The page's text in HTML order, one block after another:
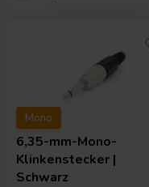
Mono
6,35-mm-Mono-
Klinkenstecker |
Schwarz